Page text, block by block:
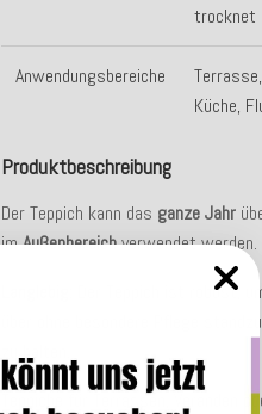
trocknet
Anwendungsbereiche
Küche,
Produktbeschreibung
Der Teppich kann das ganze Jahr
imAußenbereichverwendet werden.
: Der Teppich ist robust,
über ohne besondere Pflege
Teppiche für Terrassen, Veranden